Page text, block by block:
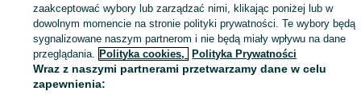
Zaloguj się / Załóż konto
Wyślij wiadomość Kup
zaakceptować wybory lub zarządzać nimi, klikając poniżej lub w
dowolnym momencie na stronie polityki prywatności. Te wybory będą
sygnalizowane naszym partnerom i nie będą miały wpływu na dane
przeglądania. Polityka cookies, Polityka Prywatności
Wraz z naszymi partnerami przetwarzamy dane w celu
zapewnienia: